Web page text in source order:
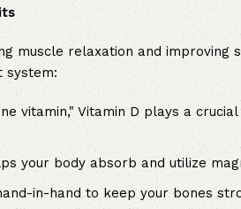
muscle relaxation and
system:
vitamin," Vitamin D plays a
your body absorb and utilize
in-hand to keep your bones